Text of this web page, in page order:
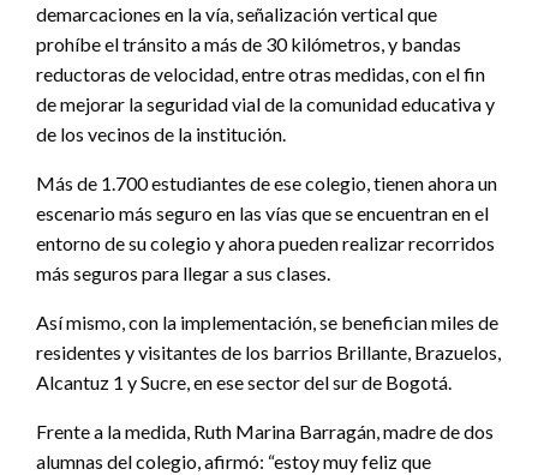
demarcaciones en la vía, señalización vertical que
prohíbe el tránsito a más de 30 kilómetros, y bandas
reductoras de velocidad, entre otras medidas, con el fin
de mejorar la seguridad vial de la comunidad educativa y
de los vecinos de la institución.
Más de 1.700 estudiantes de ese colegio, tienen ahora un
escenario más seguro en las vías que se encuentran en el
entorno de su colegio y ahora pueden realizar recorridos
más seguros para llegar a sus clases.
Así mismo, con la implementación, se benefician miles de
residentes y visitantes de los barrios Brillante, Brazuelos,
Alcantuz 1 y Sucre, en ese sector del sur de Bogotá.
Frente a la medida, Ruth Marina Barragán, madre de dos
alumnas del colegio, afirmó: “estoy muy feliz que